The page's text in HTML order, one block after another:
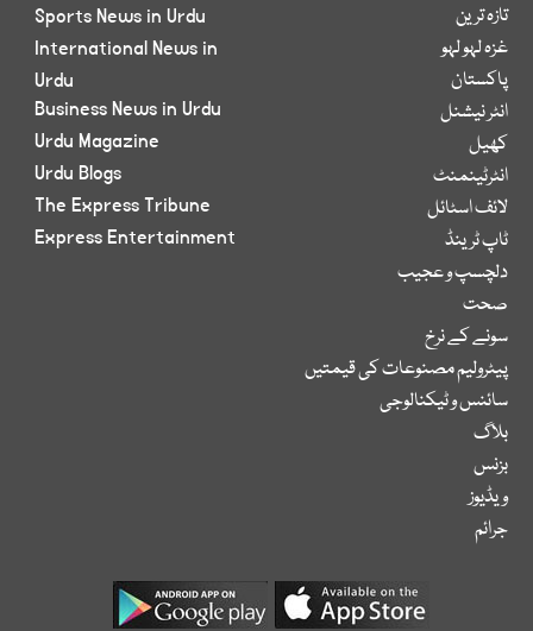
تازہ ترین
غزہ لہو لہو
پاکستان
انٹر نیشنل
کھیل
انٹرٹینمنٹ
لائف اسٹائل
ٹاپ ٹرینڈ
دلچسپ و عجیب
صحت
سونے کے نرخ
پیٹرولیم مصنوعات کی قیمتیں
سائنس و ٹیکنالوجی
بلاگ
بزنس
ویڈیوز
جرائم
Sports News in Urdu
International News in
Urdu
Business News in Urdu
Urdu Magazine
Urdu Blogs
The Express Tribune
Express Entertainment